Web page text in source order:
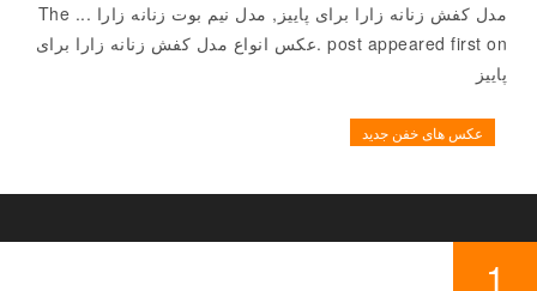
مدل کفش زنانه زارا برای پاییز, مدل نیم بوت زنانه زارا ... The
post appeared first on .عکس انواع مدل کفش زنانه زارا برای
پاییز
عکس های خفن جدید
1